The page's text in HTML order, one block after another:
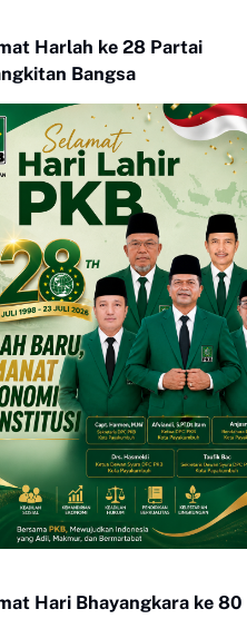
Harlah ke 28 Partai
Bangsa
Hari Bhayangkara ke 80